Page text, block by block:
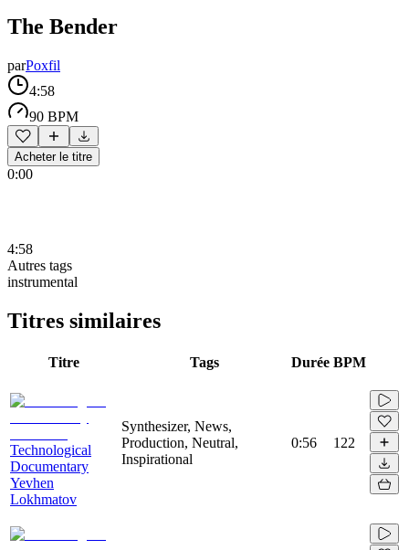
The Bender
parPoxfil
4:58
90 BPM
Acheter le titre
0:00
4:58
Autres tags
instrumental
Titres similaires
Titre Tags Durée BPM
Technological
Documentary
Yevhen
Lokhmatov
Synthesizer, News,
Production, Neutral,
Inspirational
0:56 122